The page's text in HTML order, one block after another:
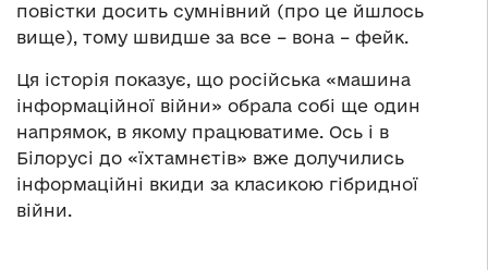
повістки досить сумнівний (про це йшлось
вище), тому швидше за все – вона – фейк.
Ця історія показує, що російська «машина
інформаційної війни» обрала собі ще один
напрямок, в якому працюватиме. Ось і в
Білорусі до «їхтамнєтів» вже долучились
інформаційні вкиди за класикою гібридної
війни.